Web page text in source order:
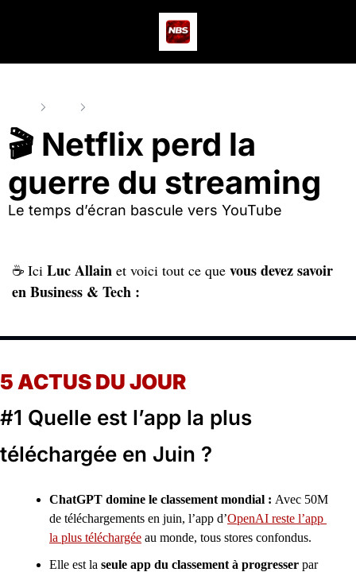
🎬 Netflix perd la
guerre du streaming
Le temps d’écran bascule vers YouTube
☕ Ici Luc Allain et voici tout ce que vous devez savoir
en Business & Tech :
5 ACTUS DU JOUR
#1 Quelle est l’app la plus
téléchargée en Juin ?
ChatGPT domine le classement mondial : Avec 50M
de téléchargements en juin, l’app d’OpenAI reste l’app
la plus téléchargée au monde, tous stores confondus.
Elle est la seule app du classement à progresser par